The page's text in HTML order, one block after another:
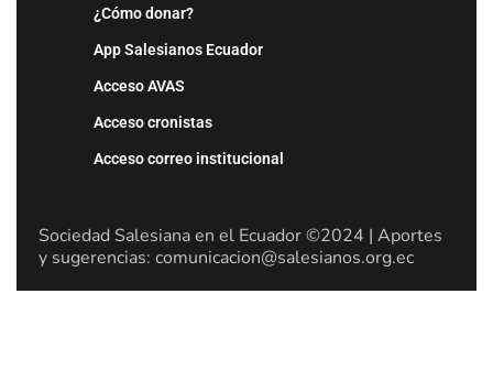
¿Cómo donar?
App Salesianos Ecuador
Acceso AVAS
Acceso cronistas
Acceso correo institucional
Sociedad Salesiana en el Ecuador ©2024 | Aportes
y sugerencias: comunicacion@salesianos.org.ec